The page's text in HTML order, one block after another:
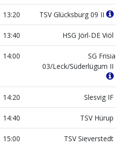
13:20 TSV Glücksburg 09 II
13:40 HSG Jörl-DE Viöl
14:00
SG Frisia
03/Leck/Süderlügum II
14:20 Slesvig IF
14:40 TSV Hürup
15:00 TSV Sieverstedt